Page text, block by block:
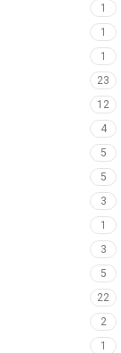
1
1
1
23
12
4
5
5
3
1
3
5
22
2
1